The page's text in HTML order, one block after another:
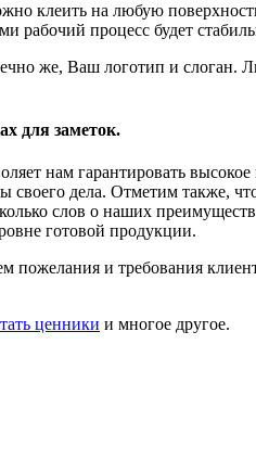
клеить на любую
рабочий процесс будет
же, Ваш логотип и слоган.
для заметок.
нам гарантировать
дела. Отметим также,
слов о наших
готовой продукции.
и требования
ценники и многое другое.